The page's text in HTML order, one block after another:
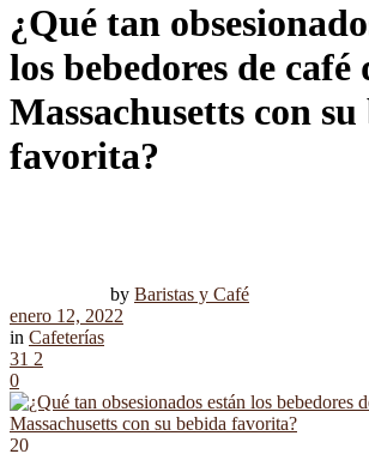
¿Qué tan
los bebedores de café
Massachusetts con
favorita?
by Baristas y Café
enero 12, 2022
in Cafeterías
31 2
0
20